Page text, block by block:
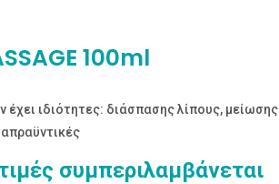
100ml
ιδιότητες: διάσπασης λίπους, μείωσης
συμπεριλαμβάνεται